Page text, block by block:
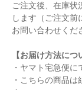
ご注文後、在庫状
します（ご注文
お問い合わせくだ
【お届け方法につ
・ヤマト宅急便に
・こちらの商品